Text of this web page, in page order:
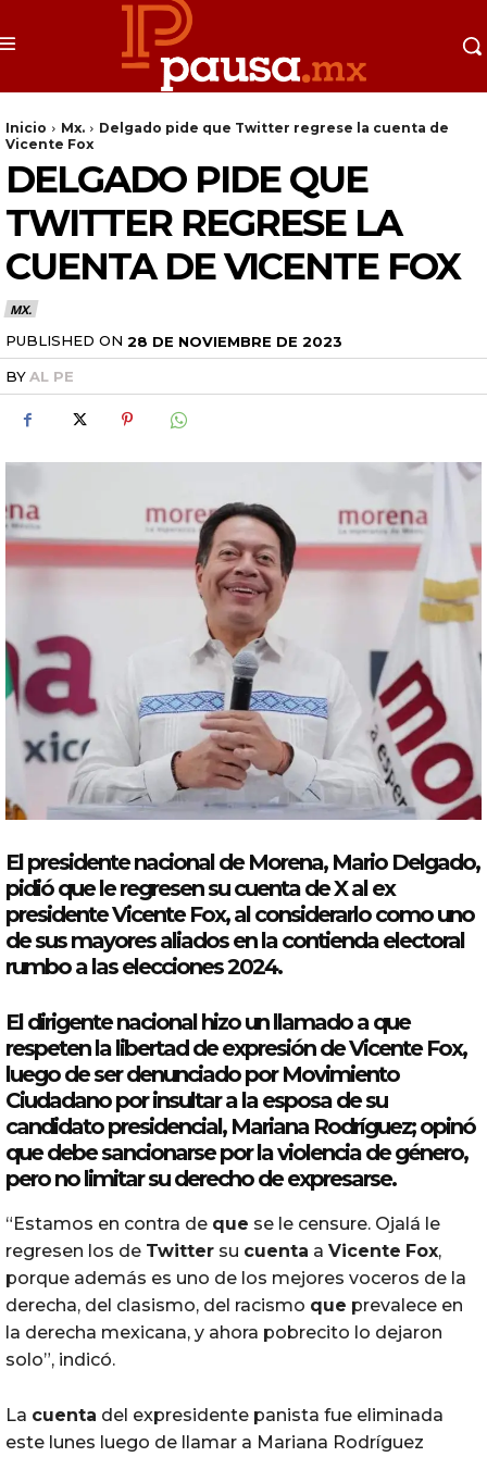
Inicio Mx.
Delgado pide que Twitter regrese la cuenta de
Vicente Fox
DELGADO PIDE QUE
TWITTER REGRESE LA
CUENTA DE VICENTE FOX
MX.
PUBLISHED ON 28 DE NOVIEMBRE DE 2023
BYAL PE
El presidente nacional de Morena, Mario Delgado,
pidióquele regresen sucuentade X al ex
presidenteVicente Fox, al considerarlo como uno
de sus mayores aliados en la contienda electoral
rumbo a las elecciones 2024.
El dirigente nacional hizo un llamado aque
respeten la libertad de expresión deVicente Fox,
luego de ser denunciado por Movimiento
Ciudadano por insultar a la esposa de su
candidato presidencial, Mariana Rodríguez; opinó
quedebe sancionarse por la violencia de género,
pero no limitar su derecho de expresarse.
“Estamos en contra de que se le censure. Ojalá le
regresen los de Twitter su cuenta a Vicente Fox,
porque además es uno de los mejores voceros de la
derecha, del clasismo, del racismo que prevalece en
la derecha mexicana, y ahora pobrecito lo dejaron
solo”, indicó.
La cuenta del expresidente panista fue eliminada
este lunes luego de llamar a Mariana Rodríguez